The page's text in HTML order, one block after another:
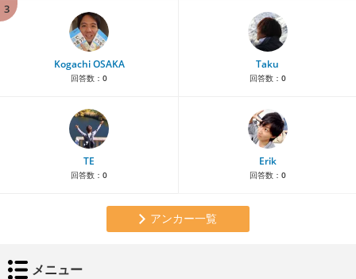
3
Kogachi OSAKA
回答数： 0
Taku
回答数： 0
TE
回答数： 0
Erik
回答数： 0
アンカー一覧
メニュー